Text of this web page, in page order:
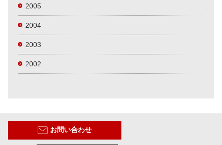
2005
2004
2003
2002
お問い合わせ